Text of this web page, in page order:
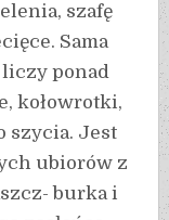
szafę
Sama
ponad
kołowrotki,
szycia. Jest
ubiorów z
burka i